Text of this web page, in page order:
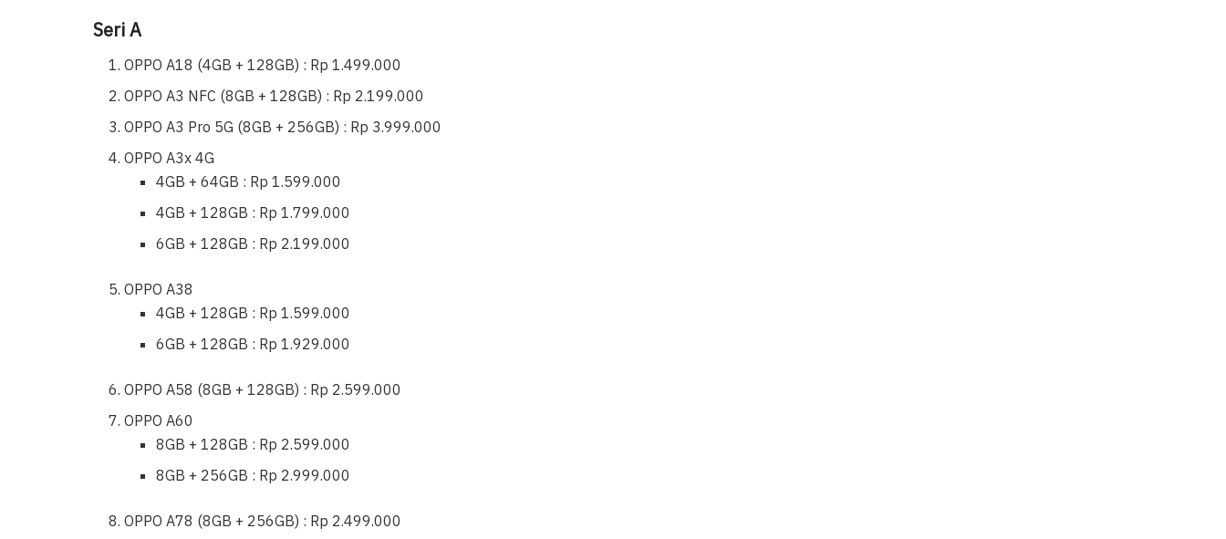
Seri A
OPPO A18 (4GB + 128GB) : Rp 1.499.000
OPPO A3 NFC (8GB + 128GB) : Rp 2.199.000
OPPO A3 Pro 5G (8GB + 256GB) : Rp 3.999.000
OPPO A3x 4G
4GB + 64GB : Rp 1.599.000
4GB + 128GB : Rp 1.799.000
6GB + 128GB : Rp 2.199.000
OPPO A38
4GB + 128GB : Rp 1.599.000
6GB + 128GB : Rp 1.929.000
OPPO A58 (8GB + 128GB) : Rp 2.599.000
OPPO A60
8GB + 128GB : Rp 2.599.000
8GB + 256GB : Rp 2.999.000
OPPO A78 (8GB + 256GB) : Rp 2.499.000